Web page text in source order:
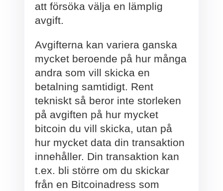
att försöka välja en lämplig
avgift.
Avgifterna kan variera ganska
mycket beroende på hur många
andra som vill skicka en
betalning samtidigt. Rent
tekniskt så beror inte storleken
på avgiften på hur mycket
bitcoin du vill skicka, utan på
hur mycket data din transaktion
innehåller. Din transaktion kan
t.ex. bli större om du skickar
från en Bitcoinadress som